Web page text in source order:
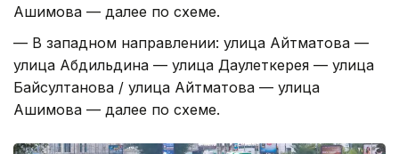
Ашимова — далее по схеме.
— В западном направлении: улица Айтматова —
улица Абдильдина — улица Даулеткерея — улица
Байсултанова / улица Айтматова — улица
Ашимова — далее по схеме.